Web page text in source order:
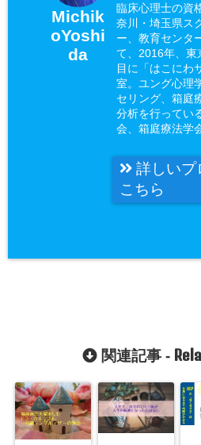
Michik
oYoshi
da
臨床心理士の資
奈川・埼玉県ス
ー、教育センタ
て、2016年、東
目に「はこにわ
室。ユング心理
セリング、箱庭
分析を行ってい
会、箱庭療法学
詳しいプ
こちら
関連記事 -